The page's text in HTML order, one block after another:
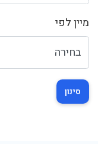
מיין לפי
סינון